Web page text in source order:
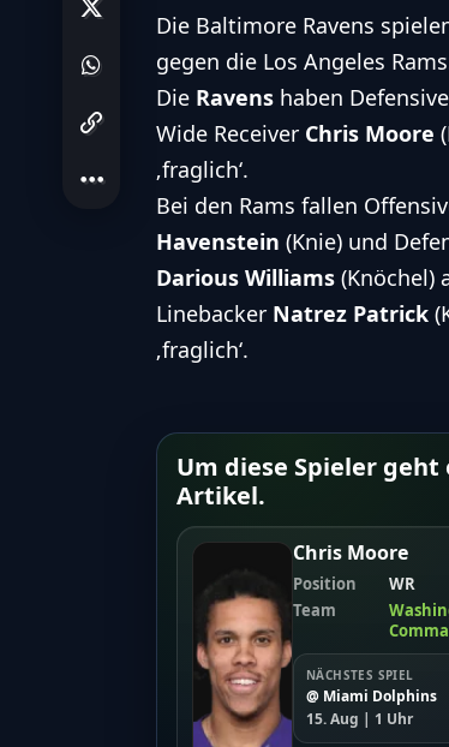
Die Baltimore Ravens
gegen die Los Angeles Rams
Die Ravens haben
Wide Receiver Chris Moore
‚fraglich‘.
Bei den Rams fallen
Havenstein (Knie) und
Darious Williams (Knöchel)
Linebacker Natrez Patrick
‚fraglich‘.
Um diese Spieler geht
Artikel.
Chris Moore
Position
WR
Team
NÄCHSTES SPIEL
@ Miami Dolphins
15. Aug | 1 Uhr